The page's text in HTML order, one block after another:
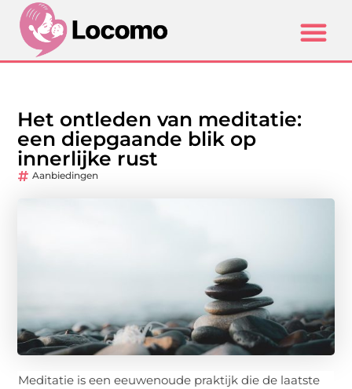
Het ontleden van meditatie:
een diepgaande blik op
innerlijke rust
Aanbiedingen
Meditatie is een eeuwenoude praktijk die de laatste